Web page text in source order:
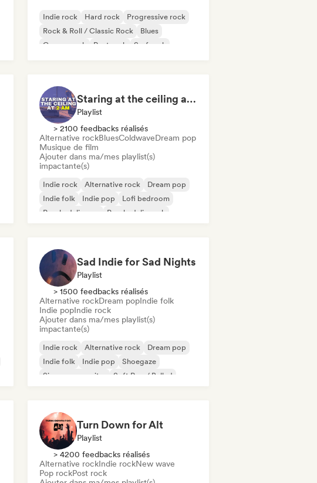
Indie rock Hard rock
Progressive rock
Rock & Roll / Classic Rock
Blues
Garage rock
Post rock Surf rock
Staring at the ceiling at 2am
Playlist
> 2100 feedbacks réalisés
Alternative rockBluesColdwaveDream pop
Musique de film
Ajouter dans ma/mes playlist(s)
impactante(s)
Indie rock Alternative rock
Dream pop
Indie folk
Indie pop
Lofi bedroom
Psychedelic pop
Psychedelic rock
Sad Indie for Sad Nights
Playlist
> 1500 feedbacks réalisés
Alternative rockDream popIndie folk
Indie popIndie rock
Ajouter dans ma/mes playlist(s)
impactante(s)
Indie rock Alternative rock
Dream pop
Indie folk
Indie pop
Shoegaze
Singer-songwriter
Soft Pop / Ballad
Turn Down for Alt
Playlist
> 4200 feedbacks réalisés
Alternative rockIndie rockNew wave
Pop rockPost rock